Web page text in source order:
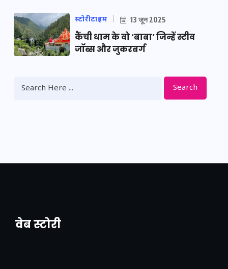
स्टोरीटाइम 13 जून 2025
कैंची धाम के वो ‘बाबा’ जिन्हें स्टीव
जॉब्स और जुकरबर्ग
Search
वेब स्टोरी
नया एक्सप्रेसवे: पूर्वांचल का लक, डेवलपमेंट का